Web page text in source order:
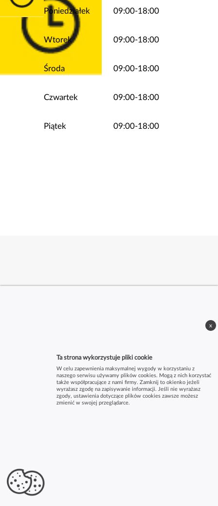
Poniedziałek 09:00-18:00
Wtorek 09:00-18:00
Środa 09:00-18:00
Czwartek 09:00-18:00
Piątek 09:00-18:00
Ta strona wykorzystuje pliki cookie
W celu zapewnienia maksymalnej wygody w korzystaniu z
naszego serwisu używamy plików cookies. Mogą z nich korzystać
także współpracujące z nami firmy. Zamknij to okienko jeżeli
wyrażasz zgodę na zapisywanie informacji. Jeśli nie wyrażasz
zgody, ustawienia dotyczące plików cookies zawsze możesz
zmienić w swojej przeglądarce.
x